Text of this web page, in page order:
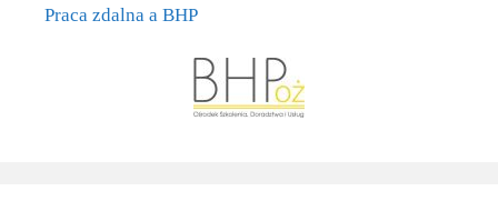
Praca zdalna a BHP